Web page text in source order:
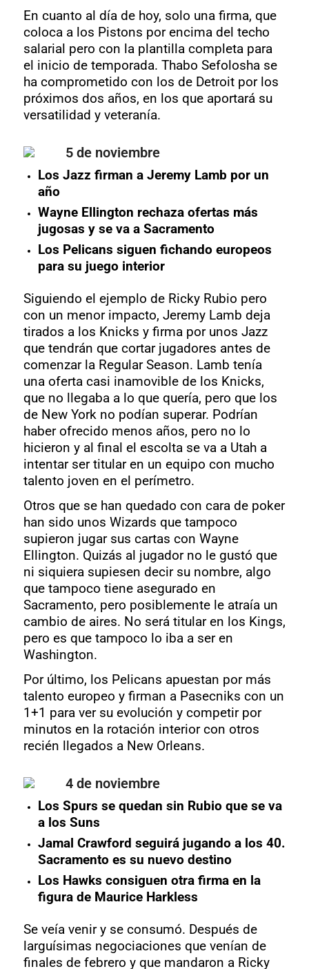
En cuanto al día de hoy, solo una firma, que
coloca a los Pistons por encima del techo
salarial pero con la plantilla completa para
el inicio de temporada. Thabo Sefolosha se
ha comprometido con los de Detroit por los
próximos dos años, en los que aportará su
versatilidad y veteranía.
5 de noviembre
Los Jazz firman a Jeremy Lamb por un
año
Wayne Ellington rechaza ofertas más
jugosas y se va a Sacramento
Los Pelicans siguen fichando europeos
para su juego interior
Siguiendo el ejemplo de Ricky Rubio pero
con un menor impacto, Jeremy Lamb deja
tirados a los Knicks y firma por unos Jazz
que tendrán que cortar jugadores antes de
comenzar la Regular Season. Lamb tenía
una oferta casi inamovible de los Knicks,
que no llegaba a lo que quería, pero que los
de New York no podían superar. Podrían
haber ofrecido menos años, pero no lo
hicieron y al final el escolta se va a Utah a
intentar ser titular en un equipo con mucho
talento joven en el perímetro.
Otros que se han quedado con cara de poker
han sido unos Wizards que tampoco
supieron jugar sus cartas con Wayne
Ellington. Quizás al jugador no le gustó que
ni siquiera supiesen decir su nombre, algo
que tampoco tiene asegurado en
Sacramento, pero posiblemente le atraía un
cambio de aires. No será titular en los Kings,
pero es que tampoco lo iba a ser en
Washington.
Por último, los Pelicans apuestan por más
talento europeo y firman a Pasecniks con un
1+1 para ver su evolución y competir por
minutos en la rotación interior con otros
recién llegados a New Orleans.
4 de noviembre
Los Spurs se quedan sin Rubio que se va
a los Suns
Jamal Crawford seguirá jugando a los 40.
Sacramento es su nuevo destino
Los Hawks consiguen otra firma en la
figura de Maurice Harkless
Se veía venir y se consumó. Después de
larguísimas negociaciones que venían de
finales de febrero y que mandaron a Ricky